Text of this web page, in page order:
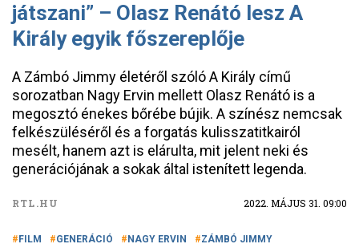
játszani” – Olasz Renátó lesz A
Király egyik főszereplője
A Zámbó Jimmy életéről szóló A Király című
sorozatban Nagy Ervin mellett Olasz Renátó is a
megosztó énekes bőrébe bújik. A színész nemcsak
felkészüléséről és a forgatás kulisszatitkairól
mesélt, hanem azt is elárulta, mit jelent neki és
generációjának a sokak által istenített legenda.
RTL.HU 2022. MÁJUS 31. 09:00
FILM GENERÁCIÓ NAGY ERVIN ZÁMBÓ JIMMY